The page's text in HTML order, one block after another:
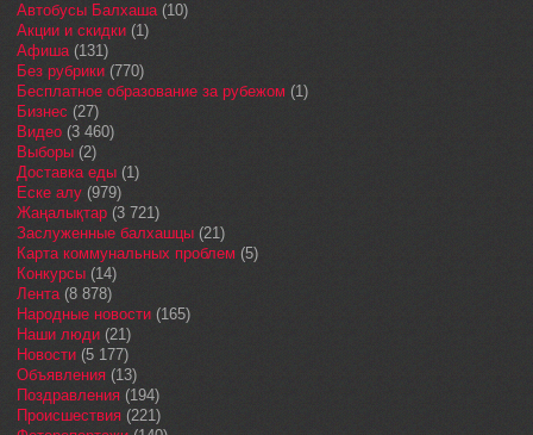
Автобусы Балхаша(10)
Акции и скидки (1)
Афиша(131)
Без рубрики (770)
Бесплатное образование за рубежом (1)
Бизнес (27)
Видео (3 460)
Выборы (2)
Доставка еды (1)
Еске алу (979)
Жаңалықтар (3 721)
Заслуженные балхашцы (21)
Карта коммунальных проблем (5)
Конкурсы (14)
Лента(8 878)
Народные новости (165)
Наши люди (21)
Новости (5 177)
Объявления (13)
Поздравления (194)
Происшествия (221)